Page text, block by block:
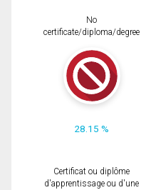
No
certificate/diploma/degree
28.15 %
Certificat ou diplôme
d'apprentissage ou d'une